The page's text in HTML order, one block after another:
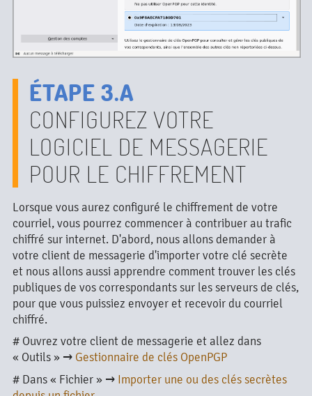
ÉTAPE 3.A
CONFIGUREZ VOTRE
LOGICIEL DE MESSAGERIE
POUR LE CHIFFREMENT
Lorsque vous aurez configuré le chiffrement de votre
courriel, vous pourrez commencer à contribuer au trafic
chiffré sur internet. D'abord, nous allons demander à
votre client de messagerie d'importer votre clé secrète
et nous allons aussi apprendre comment trouver les clés
publiques de vos correspondants sur les serveurs de clés,
pour que vous puissiez envoyer et recevoir du courriel
chiffré.
# Ouvrez votre client de messagerie et allez dans
« Outils » → Gestionnaire de clés OpenPGP
# Dans « Fichier » → Importer une ou des clés secrètes